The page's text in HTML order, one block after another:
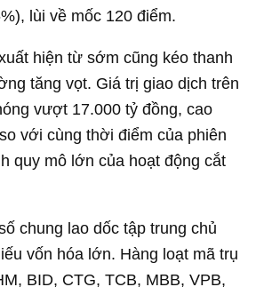
lùi về mốc 120 điểm.
hiện từ sớm cũng kéo thanh
tăng vọt. Giá trị giao dịch trên
vượt 17.000 tỷ đồng, cao
với cùng thời điểm của phiên
quy mô lớn của hoạt động cắt
chung lao dốc tập trung chủ
vốn hóa lớn. Hàng loạt mã trụ
BID, CTG, TCB, MBB, VPB,